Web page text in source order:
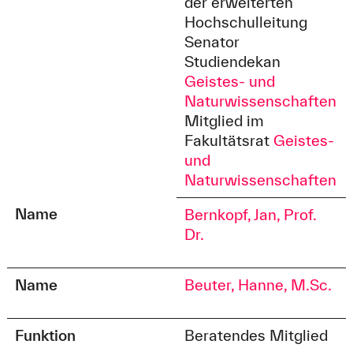
Hochschulleitung
Senator
Studiendekan
Geistes- und
Naturwissenschaften
Mitglied im
Fakultätsrat Geistes-
und
Naturwissenschaften
Name
Bernkopf, Jan, Prof.
Dr.
Name Beuter, Hanne, M.Sc.
Funktion
Beratendes Mitglied